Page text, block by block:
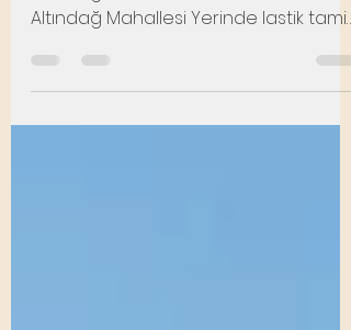
Altındağ Mahallesi Mobil Lastikçi.
Altındağ Mahallesi Mobil Lastik Tamiri.